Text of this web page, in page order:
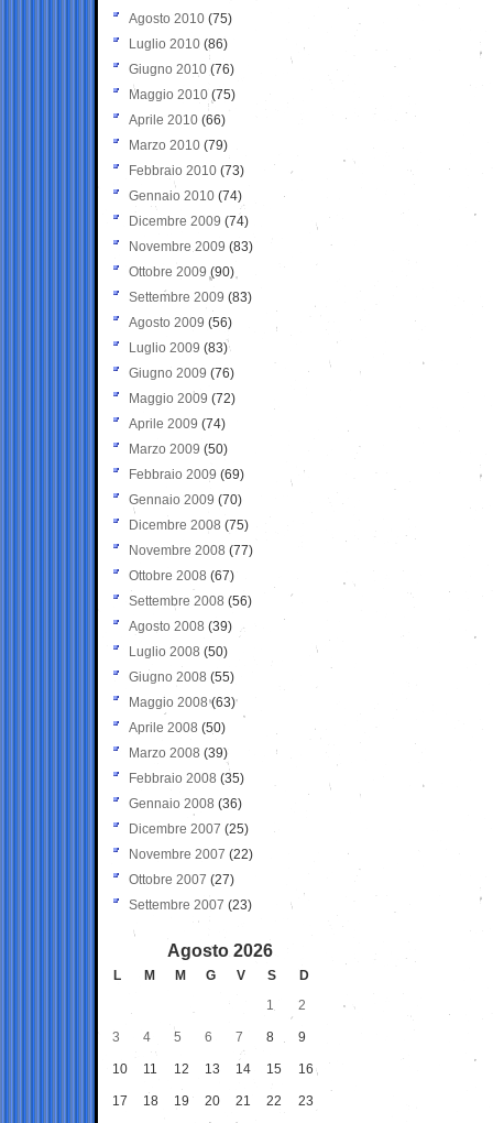
Agosto 2010 (75)
Luglio 2010 (86)
Giugno 2010 (76)
Maggio 2010 (75)
Aprile 2010 (66)
Marzo 2010 (79)
Febbraio 2010 (73)
Gennaio 2010 (74)
Dicembre 2009 (74)
Novembre 2009 (83)
Ottobre 2009 (90)
Settembre 2009 (83)
Agosto 2009 (56)
Luglio 2009 (83)
Giugno 2009 (76)
Maggio 2009 (72)
Aprile 2009 (74)
Marzo 2009 (50)
Febbraio 2009 (69)
Gennaio 2009 (70)
Dicembre 2008 (75)
Novembre 2008 (77)
Ottobre 2008 (67)
Settembre 2008 (56)
Agosto 2008 (39)
Luglio 2008 (50)
Giugno 2008 (55)
Maggio 2008(63)
Aprile 2008 (50)
Marzo 2008 (39)
Febbraio 2008 (35)
Gennaio 2008 (36)
Dicembre 2007 (25)
Novembre 2007 (22)
Ottobre 2007 (27)
Settembre 2007 (23)
Agosto 2026
L M M G V S
D
1
2
3 4 5 6 7 8 9
10 11 12 13 14 15 16
17 18 19 20 21 22 23